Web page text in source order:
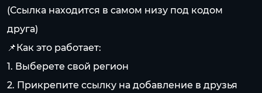
(Ссылка находится в самом низу под кодом
друга)
📌Как это работает:
1. Выберете свой регион
2. Прикрепите ссылку на добавление в друзья